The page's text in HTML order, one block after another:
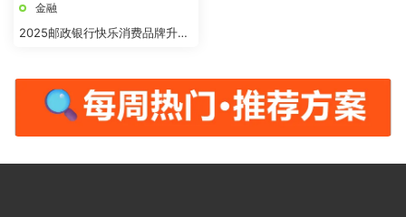
金融
2025邮政银行快乐消费品牌升级